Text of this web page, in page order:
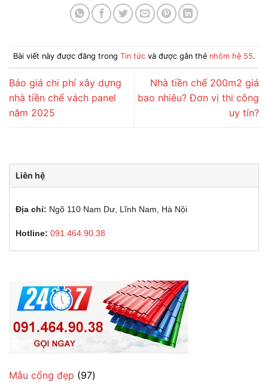
Bài viết này được đăng trong Tin tứcvà được gắn thẻ nhôm hệ 55.
Báo giá chi phí xây dựng
nhà tiền chế vách panel
năm 2025
Nhà tiền chế 200m2 giá
bao nhiêu? Đơn vị thi công
uy tín?
Liên hệ
Địa chỉ: Ngõ 110 Nam Dư, Lĩnh Nam, Hà Nội
Hotline: 091.464.90.38
Mẫu cổng đẹp 9797